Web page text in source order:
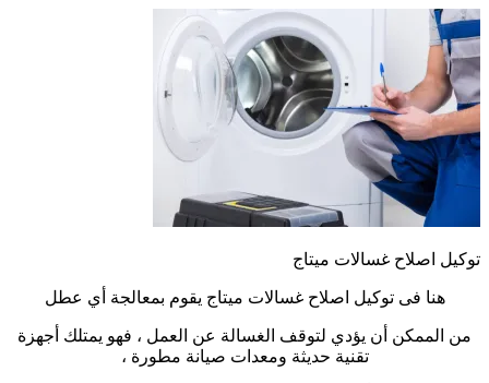
توكيل اصلاح غسالات ميتاج
هنا فى توكيل اصلاح غسالات ميتاج يقوم بمعالجة أي عطل
من الممكن أن يؤدي لتوقف الغسالة عن العمل ، فهو يمتلك أجهزة
تقنية حديثة ومعدات صيانة مطورة ،